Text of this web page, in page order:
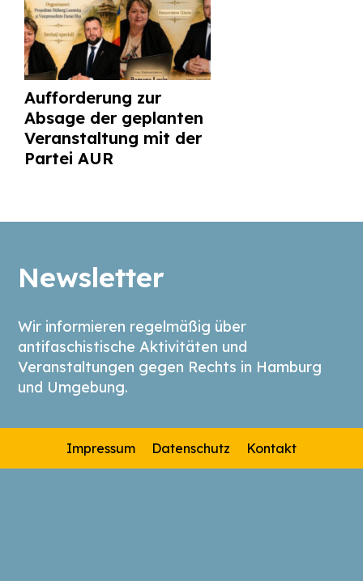
Aufforderung zur
Absage der geplanten
Veranstaltung mit der
Partei AUR
Newsletter
Wir informieren regelmäßig über
antifaschistische Aktivitäten und
Veranstaltungen gegen Rechts in Hamburg
und Umgebung.
Impressum Datenschutz Kontakt